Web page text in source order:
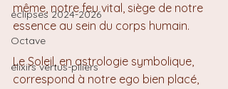
éclipses 2024-2026
Octave
élixirs vertus-piliers
même, notre feu vital, siège de notre
essence au sein du corps humain.
Le Soleil, en astrologie symbolique,
correspond à notre ego bien placé,